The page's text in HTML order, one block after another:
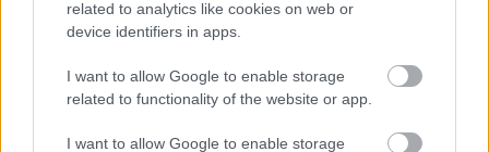
related to analytics like cookies on web or
device identifiers in apps.
I want to allow Google to enable storage
related to functionality of the website or app.
I want to allow Google to enable storage
helyi kormányzatok ösztönzésére elkezdtek
foglalkozni a hagyományőrzéssel, különösen
megszaporodott turisták szívesen vásárolják
a helyi termékeket, amivel a csiangok
egyrészt pénzt keresnek, másrészt a